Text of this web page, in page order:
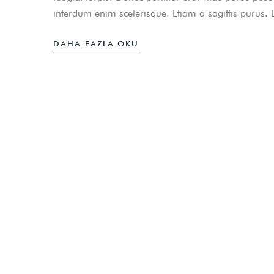
interdum enim scelerisque. Etiam a sagittis purus.
DAHA FAZLA OKU